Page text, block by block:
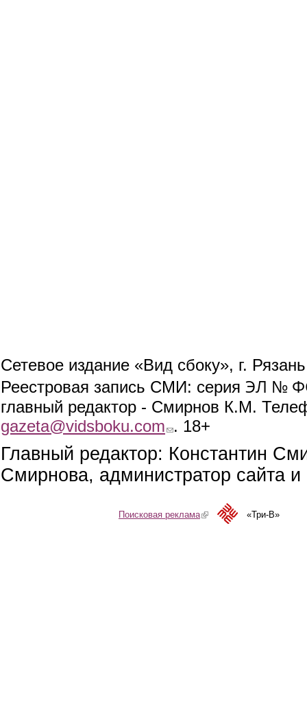
Сетевое издание «Вид сбоку», г.
Реестровая запись СМИ: серия ЭЛ №
главный редактор - Смирнов К.М.
gazeta@vidsboku.com (link sends e-mail)
. 18+
Главный редактор: Константин
Смирнова, администратор сайта
Поисковая реклама(link is external)«Три-В»